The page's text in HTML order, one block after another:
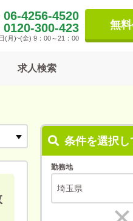
06-4256-4520
0120-300-423
(月)~(金) 9：00～21：00
無
求人検索
条件を選択
勤務地